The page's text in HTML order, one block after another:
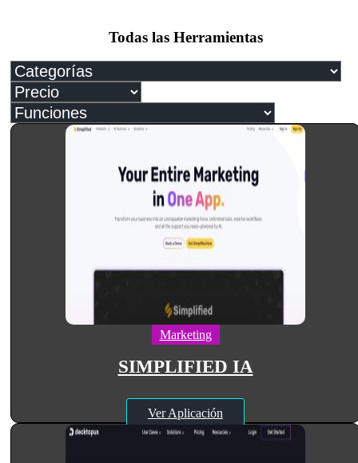
Todas las Herramientas
Marketing
SIMPLIFIED IA
Ver Aplicación